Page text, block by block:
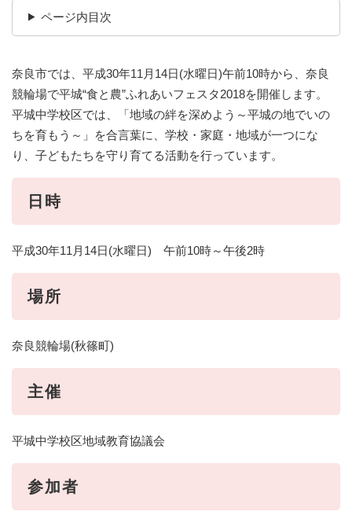
ページ内目次
奈良市では、平成30年11月14日(水曜日)午前10時から、奈良
競輪場で平城“食と農”ふれあいフェスタ2018を開催します。
平城中学校区では、「地域の絆を深めよう～平城の地でいの
ちを育もう～」を合言葉に、学校・家庭・地域が一つにな
り、子どもたちを守り育てる活動を行っています。
日時
平成30年11月14日(水曜日) 午前10時～午後2時
場所
奈良競輪場(秋篠町)
主催
平城中学校区地域教育協議会
参加者